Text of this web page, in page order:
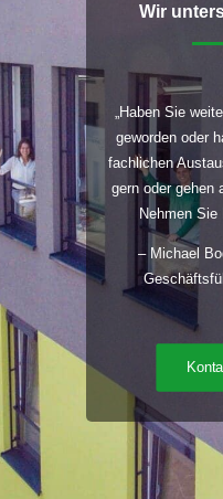
Wir
„Haben Sie
geworden oder
fachlichen
gern oder gehen
Nehmen
– Michael